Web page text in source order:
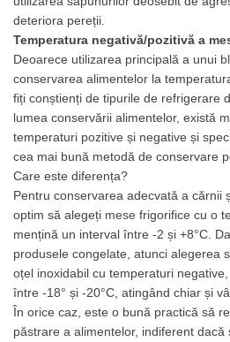
Vitrine sushi
Autoservire
Bufet suedez
Carucioare distribuire farfurii
Drop-In
Vitrine calde
Vitrine Refrigerare
BAR
Cuptor gastronomie / patiserie
Cuptor pe carbuni
Cuptor electric cu convectie
Fast food
deteriora pereții.
Temperatura negativă/pozitivă a
Deoarece utilizarea principală a unui
conservarea alimentelor la
fiți conștienți de tipurile de refrigerare
lumea conservării alimentelor, există
temperaturi pozitive și negative și
cea mai bună metodă de conservare
Care este diferența?
Pentru conservarea adecvată a cărnii
optim să alegeți mese frigorifice cu o
mențină un interval între -2 și +8°C.
produsele congelate, atunci alegerea
oțel inoxidabil cu temperaturi
între -18° și -20°C, atingând chiar și
În orice caz, este o bună practică să
păstrare a alimentelor, indiferent dacă